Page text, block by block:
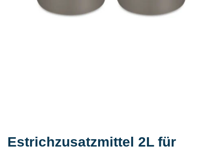
Estrichzusatzmittel 2L für